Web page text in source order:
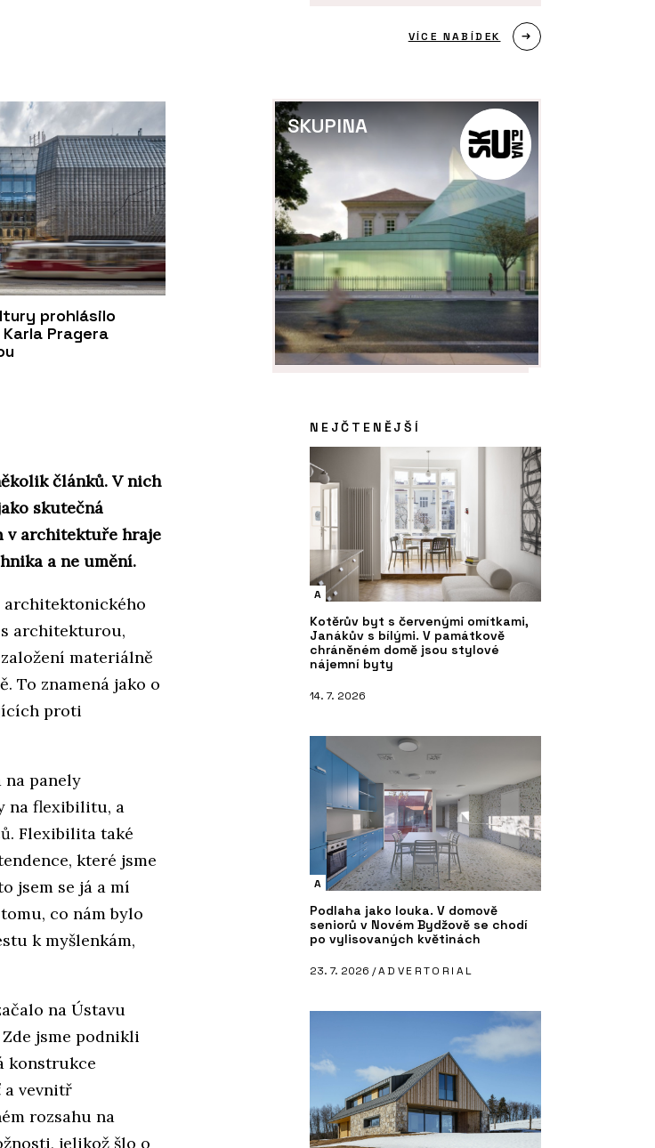
prohlásilo
Pragera
článků. V nich
skutečná
v architektuře hraje
a ne umění.
architekturou,
materiálně
To znamená jako o
proti
na panely
na flexibilitu, a
Flexibilita také
které jsme
jsem se já a mí
co nám bylo
k myšlenkám,
na Ústavu
jsme podnikli
konstrukce
a vevnitř
rozsahu na
jelikož šlo o
VÍCE NABÍDEK
SKUPINA
NEJČTENĚJŠÍ
A
Kotěrův byt s červenými omítkami,
Janákův s bílými. V památkově
chráněném domě jsou stylové
nájemní byty
14. 7. 2026
A
Podlaha jako louka. V domově
seniorů v Novém Bydžově se chodí
po vylisovaných květinách
23. 7. 2026 /ADVERTORIAL